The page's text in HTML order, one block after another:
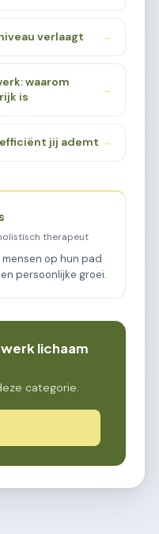
verlaagt →
waarom
is
→
efficiënt jij ademt →
therapeut
op hun pad
persoonlijke groei.
lichaam
categorie.